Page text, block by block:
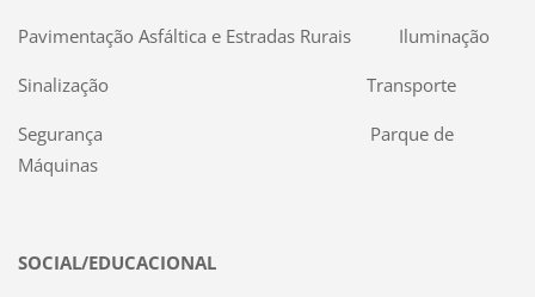
Pavimentação Asfáltica e Estradas Rurais Iluminação
Sinalização Transporte
Segurança Parque de
Máquinas
SOCIAL/EDUCACIONAL